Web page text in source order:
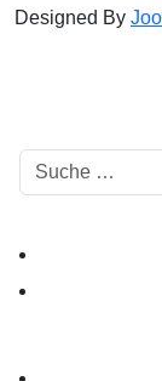
Designed By
Suchen